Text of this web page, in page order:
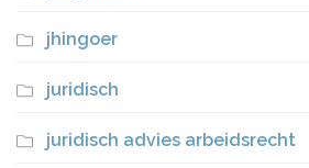
jhingoer
juridisch
juridisch advies arbeidsrecht